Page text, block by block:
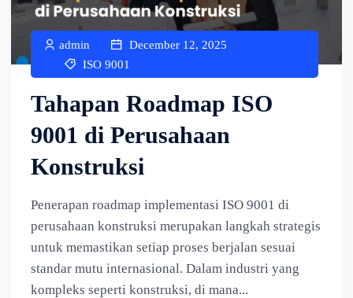
admin
December 12, 2025
ISO 9001
Tahapan Roadmap ISO
9001 di Perusahaan
Konstruksi
Penerapan roadmap implementasi ISO 9001 di
perusahaan konstruksi merupakan langkah strategis
untuk memastikan setiap proses berjalan sesuai
standar mutu internasional. Dalam industri yang
kompleks seperti konstruksi, di mana...